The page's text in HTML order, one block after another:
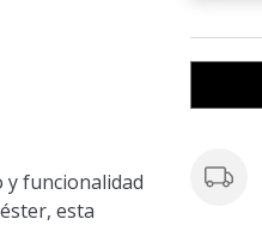
y funcionalidad
esta